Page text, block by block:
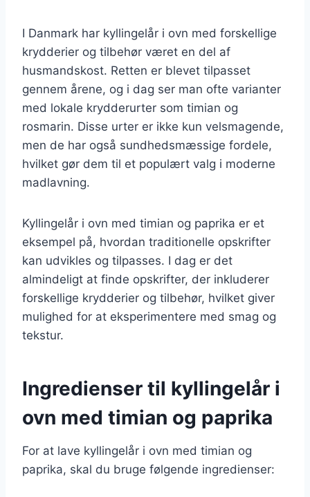
I Danmark har kyllingelår i ovn med forskellige
krydderier og tilbehør været en del af
husmandskost. Retten er blevet tilpasset
gennem årene, og i dag ser man ofte varianter
med lokale krydderurter som timian og
rosmarin. Disse urter er ikke kun velsmagende,
men de har også sundhedsmæssige fordele,
hvilket gør dem til et populært valg i moderne
madlavning.
Kyllingelår i ovn med timian og paprika er et
eksempel på, hvordan traditionelle opskrifter
kan udvikles og tilpasses. I dag er det
almindeligt at finde opskrifter, der inkluderer
forskellige krydderier og tilbehør, hvilket giver
mulighed for at eksperimentere med smag og
tekstur.
Ingredienser til kyllingelår i
ovn med timian og paprika
For at lave kyllingelår i ovn med timian og
paprika, skal du bruge følgende ingredienser: